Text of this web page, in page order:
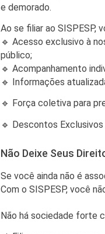
e demorado.
Ao se filiar ao SISPESP,
🔹 Acesso exclusivo à
público;
🔹 Acompanhamento
🔹 Informações
🔹 Força coletiva para
🔹 Descontos
Não Deixe Seus
Se você ainda não é
Com o SISPESP, você
Não há sociedade forte